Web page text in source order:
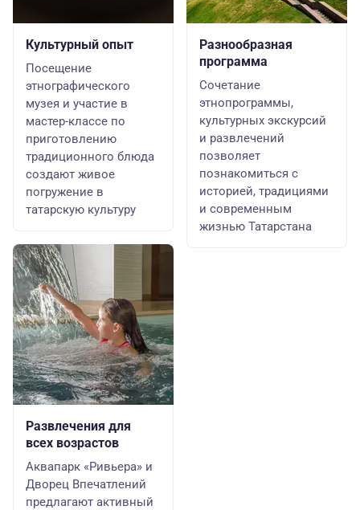
Культурный опыт
Посещение
этнографического
музея и участие в
мастер-классе по
приготовлению
традиционного блюда
создают живое
погружение в
татарскую культуру
Развлечения для
всех возрастов
Аквапарк «Ривьера» и
Дворец Впечатлений
предлагают активный
Разнообразная
программа
Сочетание
этнопрограммы,
культурных экскурсий
и развлечений
позволяет
познакомиться с
историей, традициями
и современным
жизнью Татарстана